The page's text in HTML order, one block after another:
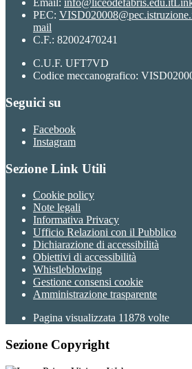
Email: info@liceodefabris.edu.it
PEC:
mail
C.F.: 82002470241
C.U.F. UFT7VD
Codice meccanografico:
Seguici su
Facebook
Instagram
Sezione Link Utili
Cookie policy
Note legali
Informativa Privacy
Ufficio Relazioni con il Pubblico
Dichiarazione di accessibilità
Obiettivi di accessibilità
Whistleblowing
Gestione consensi cookie
Amministrazione trasparente
Pagina visualizzata 11878 volte
Sezione Copyright